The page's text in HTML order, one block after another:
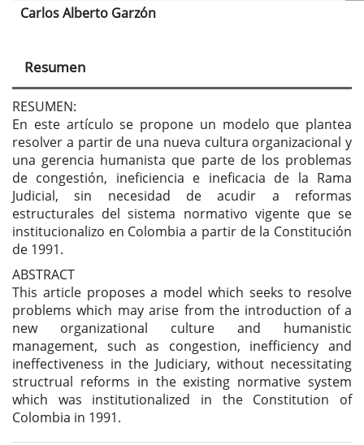
Contenido
principal
del
artículo
Carlos Alberto Garzón
Resumen
RESUMEN:
En este artículo se propone un modelo que plantea
resolver a partir de una nueva cultura organizacional y
una gerencia humanista que parte de los problemas
de congestión, ineficiencia e ineficacia de la Rama
Judicial, sin necesidad de acudir a reformas
estructurales del sistema normativo vigente que se
institucionalizo en Colombia a partir de la Constitución
de 1991.
ABSTRACT
This article proposes a model which seeks to resolve
problems which may arise from the introduction of a
new organizational culture and humanistic
management, such as congestion, inefficiency and
ineffectiveness in the Judiciary, without necessitating
structrual reforms in the existing normative system
which was institutionalized in the Constitution of
Colombia in 1991.